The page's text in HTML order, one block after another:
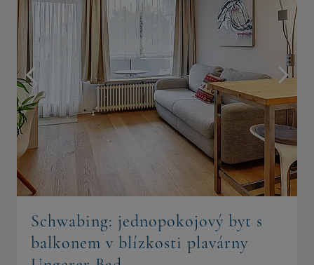
Schwabing: jednopokojový byt s
balkonem v blízkosti plavárny